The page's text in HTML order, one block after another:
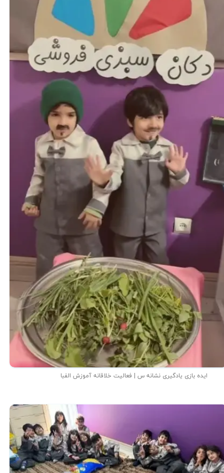
ایده بازی یادگیری نشانه س | فعالیت خلاقانه آموزش الفبا